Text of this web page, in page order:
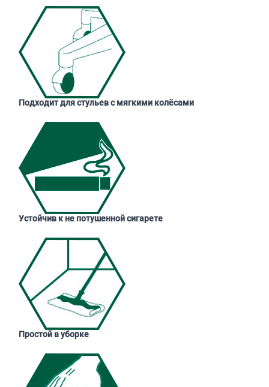
Подходит для стульев с мягкими колёсами
Устойчив к не потушенной сигарете
Простой в уборке